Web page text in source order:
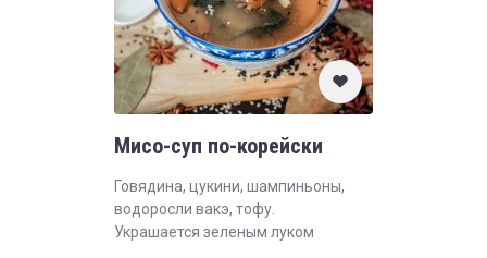
Мисо-суп по-корейски
Говядина, цукини, шампиньоны,
водоросли вакэ, тофу.
Украшается зеленым луком